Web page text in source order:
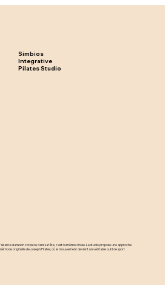
Simbios
Integrative
Pilates Studio
dans son corps ou dans sa tête, c’est la même chose. Le studio propose une approche
originelle de Joseph Pilates, où le mouvement devient un véritable outil de sport